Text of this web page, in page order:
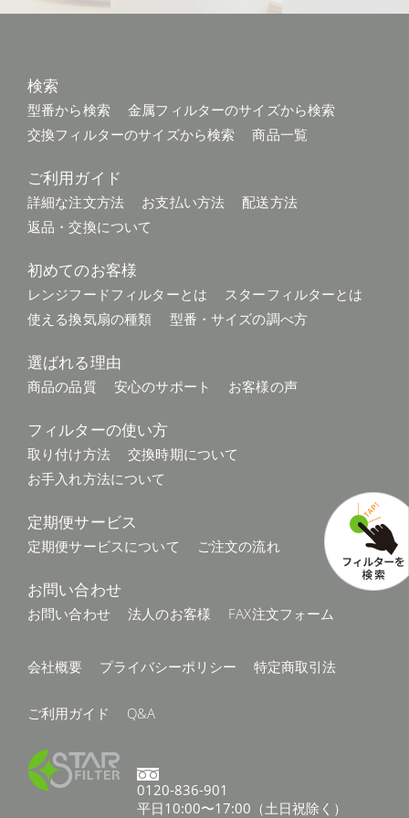
検索
型番から検索
金属フィルターのサイズから検索
交換フィルターのサイズから検索
商品一覧
ご利用ガイド
詳細な注文方法 お支払い方法
配送方法
返品・交換について
初めてのお客様
レンジフードフィルターとは
スターフィルターとは
使える換気扇の種類
型番・サイズの調べ方
選ばれる理由
商品の品質 安心のサポート お客様の声
フィルターの使い方
取り付け方法
交換時期について
お手入れ方法について
定期便サービス
定期便サービスについて ご注文の流れ
お問い合わせ
お問い合わせ 法人のお客様 FAX注文フォーム
会社概要 プライバシーポリシー 特定商取引法
ご利用ガイド Q&A
0120-836-901
平日10:00〜17:00（土日祝除く）